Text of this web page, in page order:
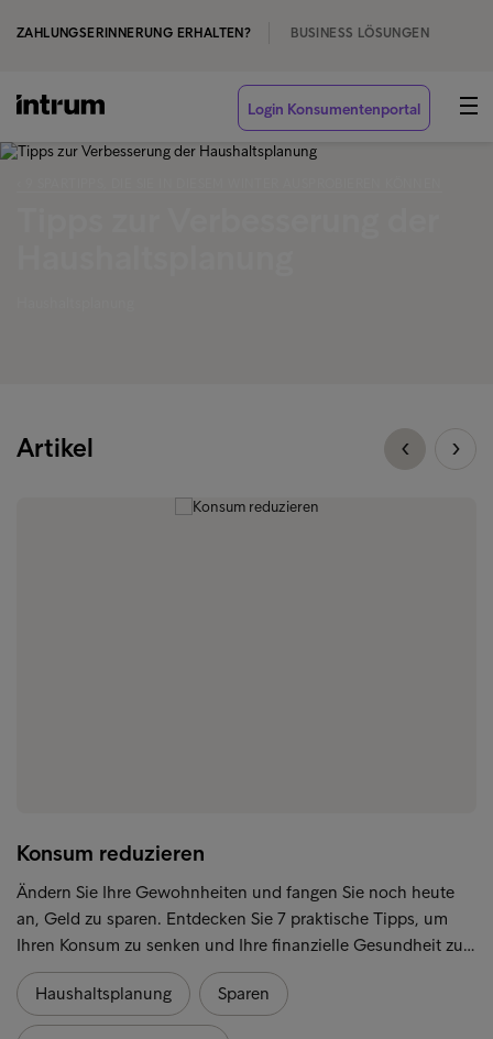
ZAHLUNGSERINNERUNG ERHALTEN? BUSINESS LÖSUNGEN
Login Konsumentenportal
Artikel
Konsum reduzieren
Ändern Sie Ihre Gewohnheiten und fangen Sie noch heute
an, Geld zu sparen. Entdecken Sie 7 praktische Tipps, um
Ihren Konsum zu senken und Ihre finanzielle Gesundheit zu…
Haushaltsplanung Sparen